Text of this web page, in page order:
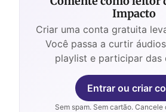
Impacto
Criar uma conta gratuita
Você passa a curtir
playlist e participar das
Entrar ou criar
Sem spam. Sem cartão. Cancele